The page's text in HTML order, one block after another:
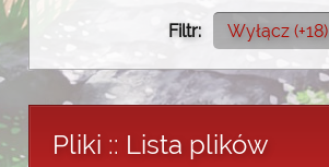
Filtr: Wyłącz (+18)
Pliki :: Lista plików